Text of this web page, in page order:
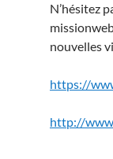
N’hésitez
nouvelles
https://
http://